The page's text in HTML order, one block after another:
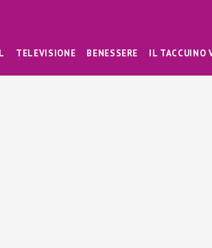
TELEVISIONE BENESSERE IL TACCUINO